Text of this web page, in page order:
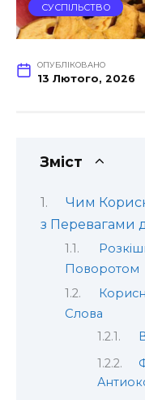
СУСПІЛЬСТВО
ОПУБЛІКОВАНО
13 Лютого, 2026
Зміст
Чим
з Перевагами
Поворотом
Слова